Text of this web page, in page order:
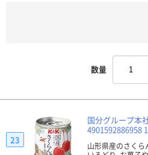
数量
国分グループ本
4901592886958 1
山形県産のさくら
23